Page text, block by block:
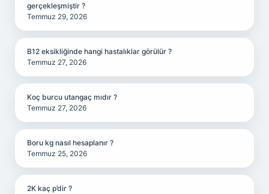
gerçekleşmiştir ?
Temmuz 29, 2026
B12 eksikliğinde hangi hastalıklar görülür ?
Temmuz 27, 2026
Koç burcu utangaç mıdır ?
Temmuz 27, 2026
Boru kg nasıl hesaplanır ?
Temmuz 25, 2026
2K kaç p’dir ?